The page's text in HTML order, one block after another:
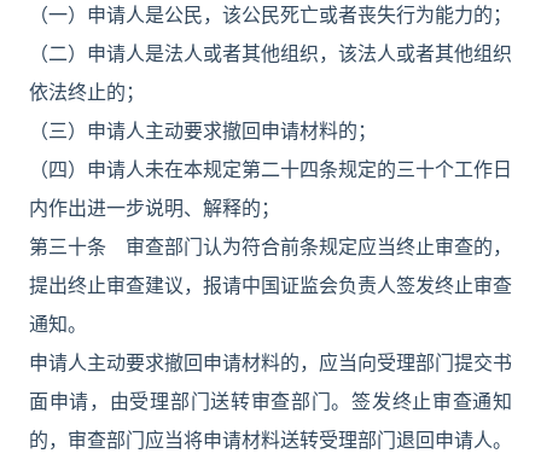
（一）申请人是公民，该公民死亡或者丧失行为能力的；
（二）申请人是法人或者其他组织，该法人或者其他组织
依法终止的；
（三）申请人主动要求撤回申请材料的；
（四）申请人未在本规定第二十四条规定的三十个工作日
内作出进一步说明、解释的；
第三十条 审查部门认为符合前条规定应当终止审查的，
提出终止审查建议，报请中国证监会负责人签发终止审查
通知。
申请人主动要求撤回申请材料的，应当向受理部门提交书
面申请，由受理部门送转审查部门。签发终止审查通知
的，审查部门应当将申请材料送转受理部门退回申请人。